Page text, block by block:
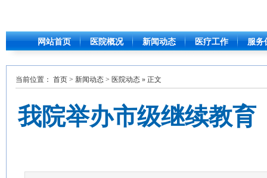
网站首页 医院概况 新闻动态 医疗工作 服务
当前位置： 首页 > 新闻动态 > 医院动态 » 正文
我院举办市级继续教育